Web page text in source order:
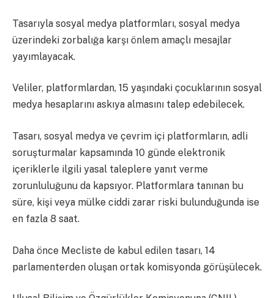
Tasarıyla sosyal medya platformları, sosyal medya
üzerindeki zorbalığa karşı önlem amaçlı mesajlar
yayımlayacak.
Veliler, platformlardan, 15 yaşındaki çocuklarının sosyal
medya hesaplarını askıya almasını talep edebilecek.
Tasarı, sosyal medya ve çevrim içi platformların, adli
soruşturmalar kapsamında 10 günde elektronik
içeriklerle ilgili yasal taleplere yanıt verme
zorunluluğunu da kapsıyor. Platformlara tanınan bu
süre, kişi veya mülke ciddi zarar riski bulunduğunda ise
en fazla 8 saat.
Daha önce Mecliste de kabul edilen tasarı, 14
parlamenterden oluşan ortak komisyonda görüşülecek.